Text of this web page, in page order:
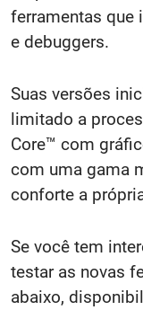
ferramentas que
e debuggers.
Suas versões
limitado a
Core™ com
com uma gama
conforte a
Se você tem
testar as novas
abaixo,